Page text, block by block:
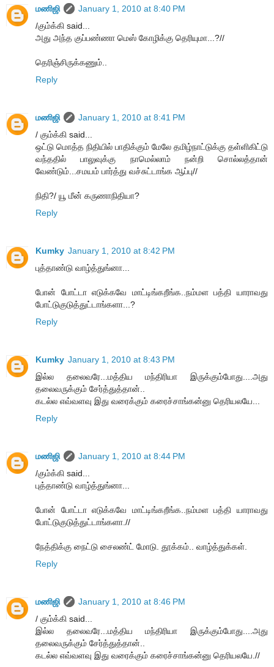
மணிஜி
January 1, 2010 at 8:40 PM
/கும்க்கி said...
அது அந்த குப்பண்ணா மெஸ் கோழிக்கு தெரியுமா...?//
தெரிஞ்சிருக்கணும்..
Reply
மணிஜி
January 1, 2010 at 8:41 PM
/ கும்க்கி said...
ஒட்டு மொத்த நிதியில் பாதிக்கும் மேலே தமிழ்நாட்டுக்கு தள்ளிகிட்டு
வந்ததில் பாலுவுக்கு நாமெல்லாம் நன்றி சொல்லத்தான்
வேண்டும்...சமயம் பார்த்து வச்சுட்டாங்க ஆப்பு//
நிதி?/ யூ மீன் கருணாநிதியா?
Reply
Kumky January 1, 2010 at 8:42 PM
புத்தாண்டு வாழ்த்துங்னா...
போன் போட்டா எடுக்கவே மாட்டிங்கறீங்க..நம்மள பத்தி யாராவது
போட்டுகுடுத்துட்டாங்களா...?
Reply
Kumky January 1, 2010 at 8:43 PM
இல்ல தலைவரே...மத்திய மந்திரியா இருக்கும்போது....அது
தலைவருக்கும் சேர்த்துத்தான்..
கடல்ல எவ்வளவு இது வரைக்கும் கரைச்சாங்கன்னு தெரியலயே...
Reply
மணிஜி
January 1, 2010 at 8:44 PM
/கும்க்கி said...
புத்தாண்டு வாழ்த்துங்னா...
போன் போட்டா எடுக்கவே மாட்டிங்கறீங்க..நம்மள பத்தி யாராவது
போட்டுகுடுத்துட்டாங்களா.//
நேத்திக்கு நைட்டு சைலண்ட் மோடு. தூக்கம்.. வாழ்த்துக்கள்.
Reply
மணிஜி
January 1, 2010 at 8:46 PM
/ கும்க்கி said...
இல்ல தலைவரே...மத்திய மந்திரியா இருக்கும்போது....அது
தலைவருக்கும் சேர்த்துத்தான்..
கடல்ல எவ்வளவு இது வரைக்கும் கரைச்சாங்கன்னு தெரியலயே.//